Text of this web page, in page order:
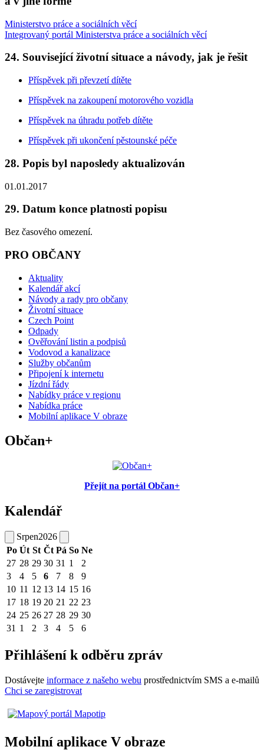
Ministerstvo práce a sociálních věcí
Integrovaný portál Ministerstva práce a sociálních věcí
24. Související životní situace a návody, jak je řešit
Příspěvek při převzetí dítěte
Příspěvek na zakoupení motorového vozidla
Příspěvek na úhradu potřeb dítěte
Příspěvek při ukončení pěstounské péče
28. Popis byl naposledy aktualizován
01.01.2017
29. Datum konce platnosti popisu
Bez časového omezení.
PRO OBČANY
Aktuality
Kalendář akcí
Návody a rady pro občany
Životní situace
Czech Point
Odpady
Ověřování listin a podpisů
Vodovod a kanalizace
Služby občanům
Připojení k internetu
Jízdní řády
Nabídky práce v regionu
Nabídka práce
Mobilní aplikace V obraze
Občan+
Přejít na portál Občan+
Kalendář
Srpen2026
Po Út St Čt Pá So Ne
27 28 29 30 31 1
2
3
4 5 6 7 8
9
10 11 12 13 14 15 16
17 18 19 20 21 22 23
24 25 26 27 28 29 30
31 1 2 3 4 5 6
Přihlášení k odběru zpráv
Dostávejte informace z našeho webu prostřednictvím SMS a e-mailů
Chci se zaregistrovat
Mobilní aplikace V obraze